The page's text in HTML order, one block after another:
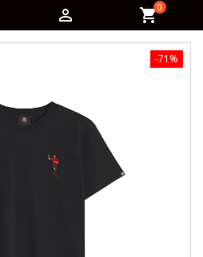
 shopping_cart0
-71%